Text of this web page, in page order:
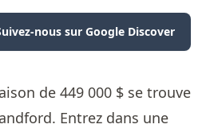
nous sur Google Discover
de 449 000 $ se trouve
Entrez dans une